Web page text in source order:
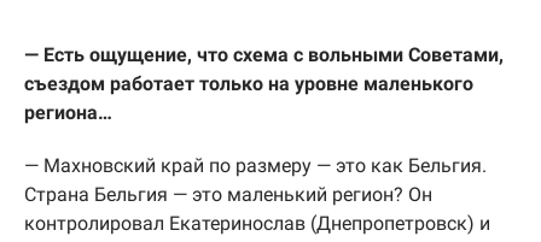
— Есть ощущение, что схема с вольными Советами,
съездом работает только на уровне маленького
региона…
— Махновский край по размеру — это как Бельгия.
Страна Бельгия — это маленький регион? Он
контролировал Екатеринослав (Днепропетровск) и